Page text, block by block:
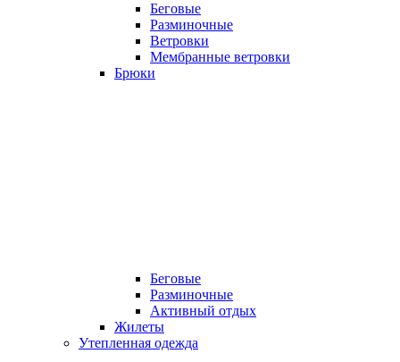
Беговые
Разминочные
Ветровки
Мембранные ветровки
Брюки
Беговые
Разминочные
Активный отдых
Жилеты
Утепленная одежда